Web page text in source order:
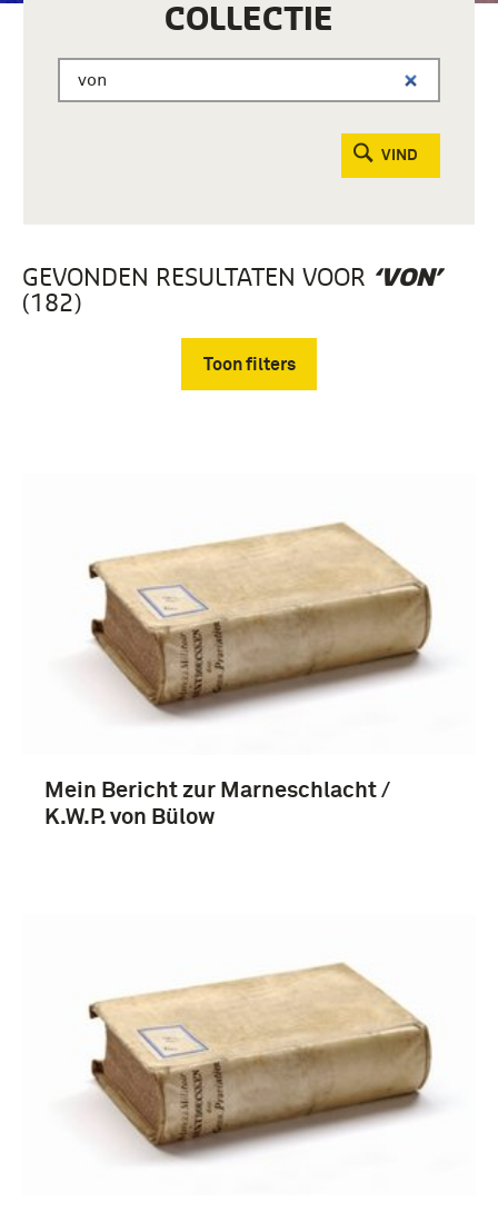
COLLECTIE
VIND
GEVONDEN RESULTATEN VOOR ‘VON’
(182)
Toon filters
boek (182)
Eerste Wereldoorlog (1914-1918) (61)
Ludendorff, Erich Friedrich Wilhelm von (4)
Keizerrijk Duitsland (1870-1918) (182)
Mein Bericht zur Marneschlacht /
K.W.P. von Bülow